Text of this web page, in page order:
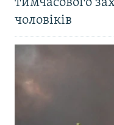
тимчасового
чоловіків